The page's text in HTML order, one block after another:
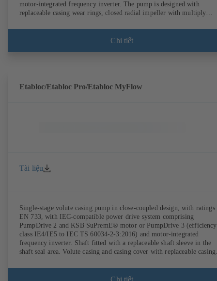
motor-integrated frequency inverter. The pump is designed with
replaceable casing wear rings, closed radial impeller with multiply
EN 12756, shaft equipped with replaceable shaft protecting sleeve in
shaft seal area. The back pull-out design allows the coupling, bearing
of the ErP Directive's efficiency requirements.
Chi tiết
Etabloc/Etabloc Pro/Etabloc MyFlow
Tài liệu
Single-stage volute casing pump in close-coupled design, with ratings
EN 733, with IEC-compatible power drive system comprising
PumpDrive 2 and KSB SuPremE® motor or PumpDrive 3 (efficiency
class IE4/IE5 to IEC TS 60034-2-3:2016) and motor-integrated
frequency inverter. Shaft fitted with a replaceable shaft sleeve in the
shaft seal area. Volute casing and casing cover with replaceable casing
C and S. Motor mounting points in accordance with IEC 60072,
envelope dimensions in accordance with DIN V 42673 (07-2011).
Chi tiết